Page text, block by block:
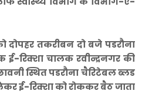
दोपहर तकरीबन दो बजे पडरौना
रिक्शा चालक रवीन्द्रनगर की
स्थित पडरौना चैरिटेबल ब्लड
ई-रिक्शा को रोककर बैठ जाता